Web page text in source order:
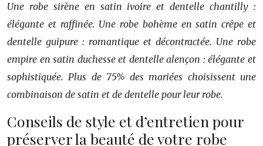
Une robe sirène en satin ivoire et dentelle chantilly :
élégante et raffinée. Une robe bohème en satin crêpe et
dentelle guipure : romantique et décontractée. Une robe
empire en satin duchesse et dentelle alençon : élégante et
sophistiquée. Plus de 75% des mariées choisissent une
combinaison de satin et de dentelle pour leur robe.
Conseils de style et d’entretien pour
préserver la beauté de votre robe